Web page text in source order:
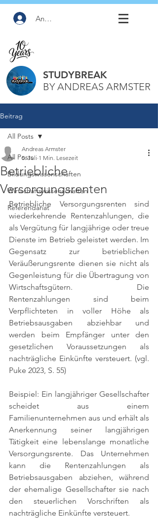
Anmelden
STUDYBREAK
BY ANDREAS ARMSTER
Beitrag
All Posts
Bildungswissenschaften
Wirtschaftswissenschaften
Referendariat
All Posts
Betriebliche
Versorgungsrenten
Andreas Armster
5. Juli 1 Min. Lesezeit
Betriebliche Versorgungsrenten sind
wiederkehrende Rentenzahlungen, die
als Vergütung für langjährige oder treue
Dienste im Betrieb geleistet werden. Im
Gegensatz zur betrieblichen
Veräußerungsrente dienen sie nicht als
Gegenleistung für die Übertragung von
Wirtschaftsgütern. Die
Rentenzahlungen sind beim
Verpflichteten in voller Höhe als
Betriebsausgaben abziehbar und
werden beim Empfänger unter den
gesetzlichen Voraussetzungen als
nachträgliche Einkünfte versteuert. (vgl.
Puke 2023, S. 55)
Beispiel: Ein langjähriger Gesellschafter
scheidet aus einem
Familienunternehmen aus und erhält als
Anerkennung seiner langjährigen
Tätigkeit eine lebenslange monatliche
Versorgungsrente. Das Unternehmen
kann die Rentenzahlungen als
Betriebsausgaben abziehen, während
der ehemalige Gesellschafter sie nach
den steuerlichen Vorschriften als
nachträgliche Einkünfte versteuert.